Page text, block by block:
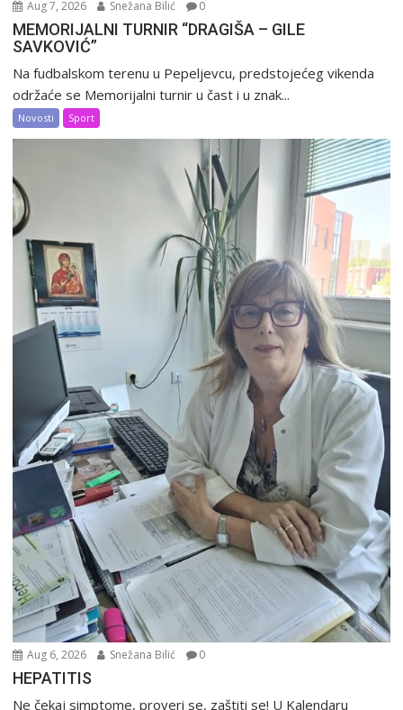
Aug 7, 2026 Snežana Bilić 0
MEMORIJALNI TURNIR “DRAGIŠA – GILE
SAVKOVIĆ”
Na fudbalskom terenu u Pepeljevcu, predstojećeg vikenda
održaće se Memorijalni turnir u čast i u znak...
Novosti Sport
Aug 6, 2026 Snežana Bilić 0
HEPATITIS
Ne čekaj simptome, proveri se, zaštiti se! U Kalendaru